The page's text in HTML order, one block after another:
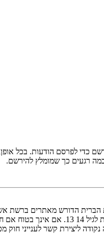
לפרסם הודעות. בכל
רגעים כך שמומלץ להירשם.
אישור מאפוטרופוס חוקי, המאפשר